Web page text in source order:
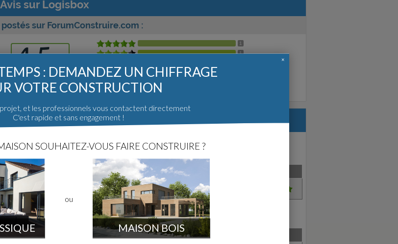
Avis sur Logisbox
postés sur ForumConstruire.com :
4.5
Note moyenne
Basé sur2 avis
1
1
Les constructions avec Logisbox
Récit de construction Agence
plain-pied en périphérie...
142 NC - (64) Mars 2017
Récit de construction Agence Créé en
: DEMANDEZ UN CHIFFRAGE
VOTRE CONSTRUCTION
et les professionnels vous contactent directement
C'est rapide et sans engagement !
SOUHAITEZ-VOUS FAIRE CONSTRUIRE ?
ou
MAISON BOIS
×